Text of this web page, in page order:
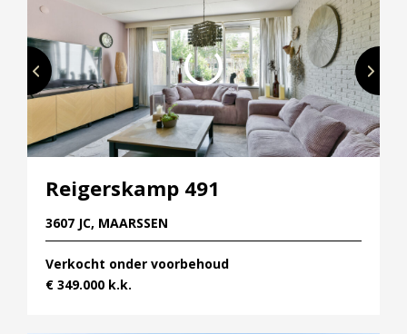
Reigerskamp 491
3607 JC, MAARSSEN
Verkocht onder voorbehoud
€ 349.000 k.k.